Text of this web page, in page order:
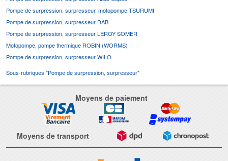
Pompe de surpression, surpresseur, motopompe TSURUMI
Pompe de surpression, surpresseur DAB
Pompe de surpression, surpresseur LEROY SOMER
Motopompe, pompe thermique ROBIN (WORMS)
Pompe de surpression, surpresseur WILO
Sous-rubriques "Pompe de surpression, surpresseur"
Moyens de paiement
Moyens de transport